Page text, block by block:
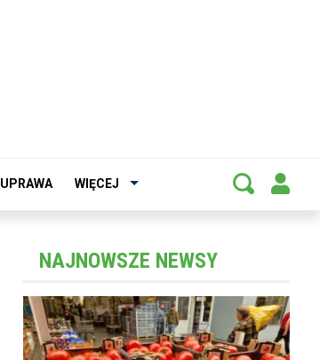
UPRAWA WIĘCEJ
NAJNOWSZE NEWSY